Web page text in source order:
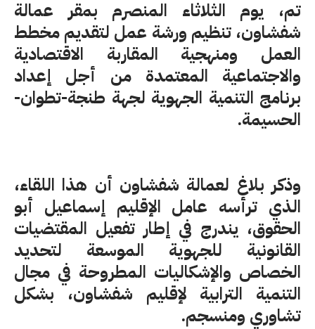
تم، يوم الثلاثاء المنصرم بمقر عمالة
شفشاون، تنظيم ورشة عمل لتقديم مخطط
العمل ومنهجية المقاربة الاقتصادية
والاجتماعية المعتمدة من أجل إعداد
برنامج التنمية الجهوية لجهة طنجة-تطوان-
الحسيمة.
وذكر بلاغ لعمالة شفشاون أن هذا اللقاء،
الذي ترأسه عامل الإقليم إسماعيل أبو
الحقوق، يندرج في إطار تفعيل المقتضيات
القانونية للجهوية الموسعة لتحديد
الخصاص والإشكاليات المطروحة في مجال
التنمية الترابية لإقليم شفشاون، بشكل
تشاوري ومنسجم.